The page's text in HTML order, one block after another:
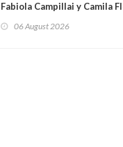
Fabiola Campillai y Camila
06 August 2026